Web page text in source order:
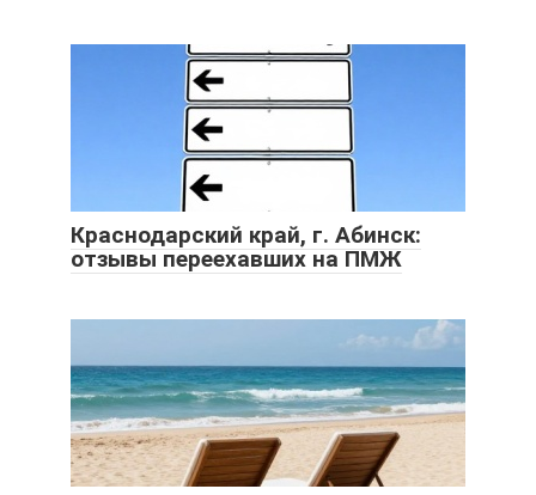
Краснодарский край, г. Абинск:
отзывы переехавших на ПМЖ